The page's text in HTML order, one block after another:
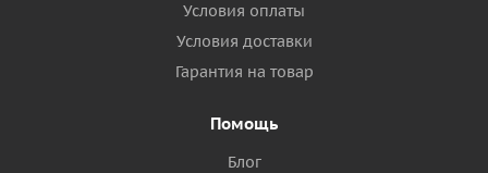
Условия оплаты
Условия доставки
Гарантия на товар
Помощь
Блог